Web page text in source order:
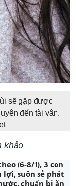
sẽ gặp được
đến tài vận.
khảo
(6-8/1), 3 con
lợi, suôn sẻ phát
chuẩn bị ăn